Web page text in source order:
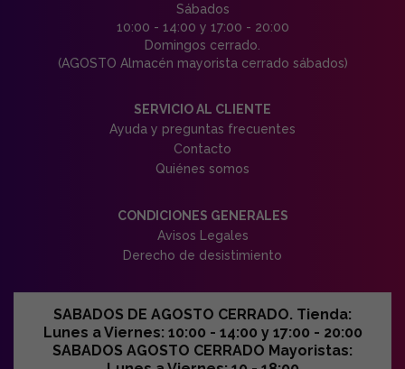
Sábados
10:00 - 14:00 y 17:00 - 20:00
Domingos cerrado.
(AGOSTO Almacén mayorista cerrado sábados)
SERVICIO AL CLIENTE
Ayuda y preguntas frecuentes
Contacto
Quiénes somos
CONDICIONES GENERALES
Avisos Legales
Derecho de desistimiento
SABADOS DE AGOSTO CERRADO. Tienda:
Lunes a Viernes: 10:00 - 14:00 y 17:00 - 20:00
SABADOS AGOSTO CERRADO Mayoristas: